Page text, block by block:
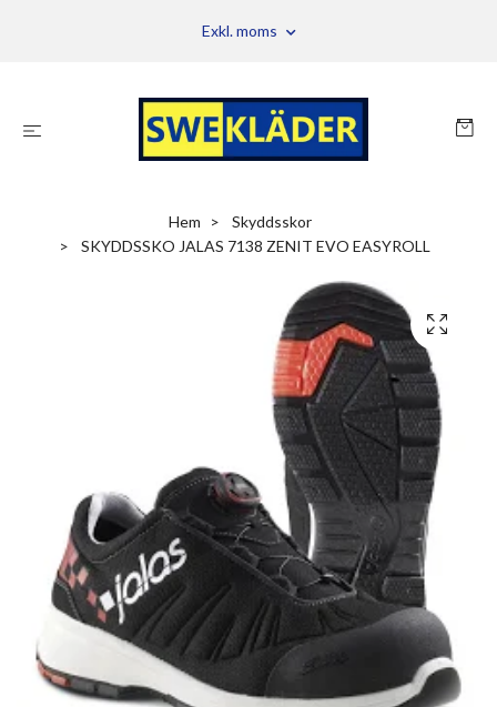
Exkl. moms
Hem
Skyddsskor
SKYDDSSKO JALAS 7138 ZENIT EVO EASYROLL